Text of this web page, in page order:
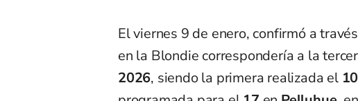
El viernes 9 de enero, confirmó a
en la Blondie correspondería a la
2026, siendo la primera realizada el